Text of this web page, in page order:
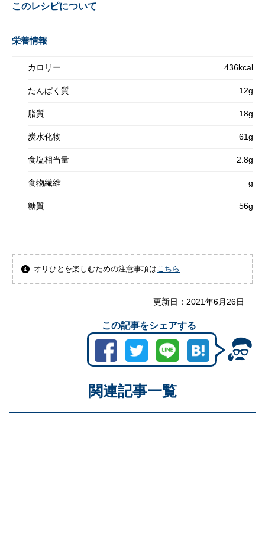
このレシピについて
栄養情報
カロリー 436kcal
たんぱく質 12g
脂質 18g
炭水化物 61g
食塩相当量 2.8g
食物繊維 g
糖質 56g
オリひとを楽しむための注意事項はこちら
更新日： 2021年6月26日
この記事をシェアする
関連記事一覧